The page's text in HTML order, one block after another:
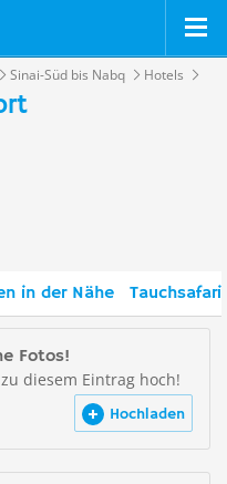
Sinai-Süd bis Nabq Hotels
in der Nähe
Fotos!
diesem Eintrag hoch!
Hochladen